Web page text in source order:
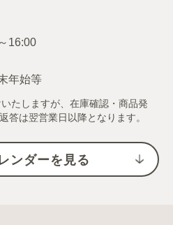
年始等
たしますが、在庫確認・商品発
答は翌営業日以降となります。
ンダーを見る